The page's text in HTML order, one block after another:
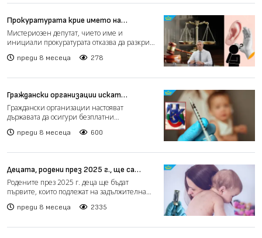
Прокуратурата крие името на
мистериозния депутат, обвиняем по
делото „Коцев“
Мистериозен депутат, чието име и
инициали прокуратурата отказва да разкрие,
преди 8 месеца 278
Граждански организации искат
държавата да осигури безплатни
противогрипни ваксини за деца (видео)
Граждански организации настояват
държавата да осигури безплатни
преди 8 месеца 600
Децата, родени през 2025 г., ще са
първите задължително ваксинирани
срещу варицела
Родените през 2025 г. деца ще бъдат
първите, които подлежат на задължителна
преди 8 месеца 2335